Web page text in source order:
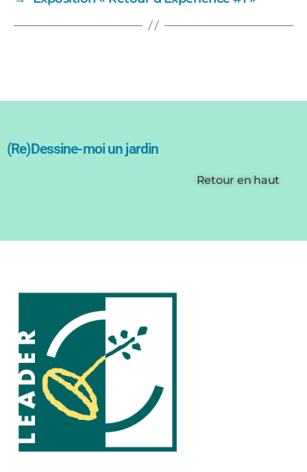
(Re)Dessine-moi un jardin
Retour en haut